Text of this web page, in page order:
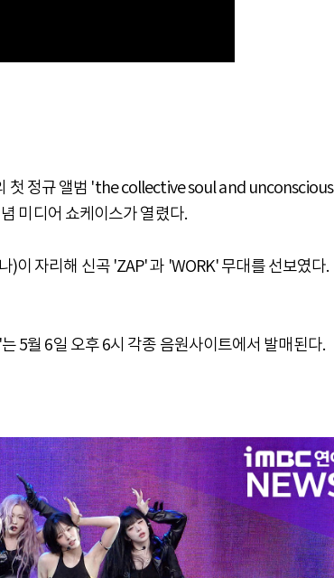
첫 정규 앨범 'the collective soul and
미디어 쇼케이스가 열렸다.
이 자리해 신곡 'ZAP' 과 'WORK' 무대를 선보였다.
5월 6일 오후 6시 각종 음원사이트에서 발매된다.